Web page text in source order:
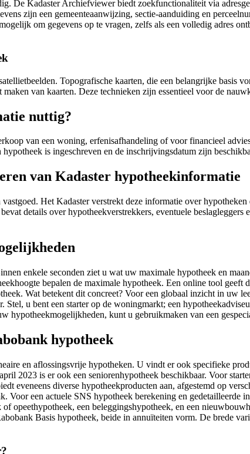
De Kadaster Archiefviewer biedt zoekfunctionaliteit via
zijn een gemeenteaanwijzing, sectie-aanduiding en
om gegevens op te vragen, zelfs als een volledig adres
Topografische kaarten, die een belangrijke basis
van kaarten. Deze technieken zijn essentieel voor de
nuttig?
van een woning, erfenisafhandeling of voor financieel
is ingeschreven en de inschrijvingsdatum zijn
van Kadaster hypotheekinformatie
Het Kadaster verstrekt deze informatie over
details over hypotheekverstrekkers, eventuele
enkele seconden ziet u wat uw maximale hypotheek en
bepalen de maximale hypotheek. Een online tool geeft
Wat betekent dit concreet? Voor een globaal inzicht in uw
u bent een starter op de woningmarkt; een
hypotheekmogelijkheden, kunt u gebruikmaken van een
hypotheek
en aflossingsvrije hypotheken. U vindt er ook specifieke
2023 is er ook een seniorenhypotheek beschikbaar. Voor
eveneens diverse hypotheekproducten aan, afgestemd op
een actuele SNS hypotheek berekening en gedetailleerde
opeethypotheek, een beleggingshypotheek, en een
Basis hypotheek, beide in annuïteiten vorm. De brede